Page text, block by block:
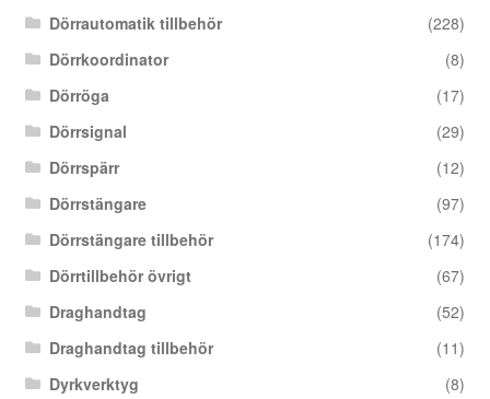
Dörrautomatik tillbehör
(228)
Dörrkoordinator
(8)
Dörröga
(17)
Dörrsignal
(29)
Dörrspärr
(12)
Dörrstängare
(97)
Dörrstängare tillbehör
(174)
Dörrtillbehör övrigt
(67)
Draghandtag
(52)
Draghandtag tillbehör
(11)
Dyrkverktyg
(8)